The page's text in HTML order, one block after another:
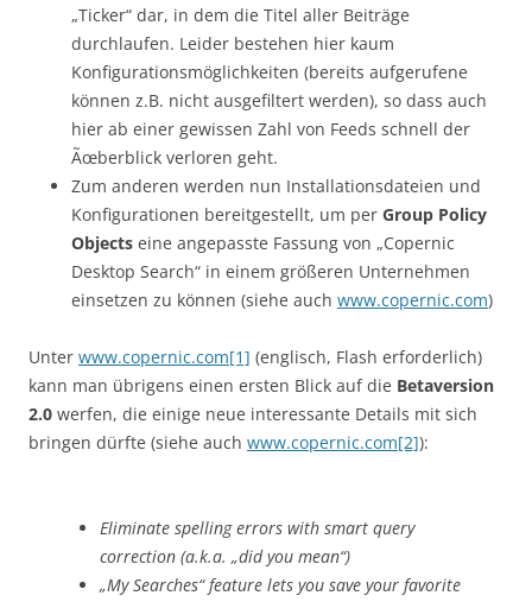
„Ticker“ dar, in dem die Titel aller Beiträge
durchlaufen. Leider bestehen hier kaum
Konfigurationsmöglichkeiten (bereits aufgerufene
können z.B. nicht ausgefiltert werden), so dass auch
hier ab einer gewissen Zahl von Feeds schnell der
Ãœberblick verloren geht.
Zum anderen werden nun Installationsdateien und
Konfigurationen bereitgestellt, um per Group Policy
Objects eine angepasste Fassung von „Copernic
Desktop Search“ in einem größeren Unternehmen
einsetzen zu können (siehe auch www.copernic.com)
Unter www.copernic.com[1] (englisch, Flash erforderlich)
kann man übrigens einen ersten Blick auf die Betaversion
2.0 werfen, die einige neue interessante Details mit sich
bringen dürfte (siehe auch www.copernic.com[2]):
Eliminate spelling errors with smart query
correction (a.k.a. „did you mean“)
„My Searches“ feature lets you save your favorite